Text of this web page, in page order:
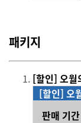
패키지
[할인] 오월
[할인] 오
판매 기간